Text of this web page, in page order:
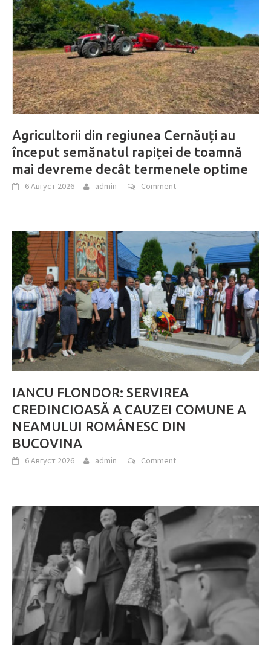
Agricultorii din regiunea Cernăuți au
început semănatul rapiței de toamnă
mai devreme decât termenele optime
6 Август 2026 admin Comment
IANCU FLONDOR: SERVIREA
CREDINCIOASĂ A CAUZEI COMUNE A
NEAMULUI ROMÂNESC DIN
BUCOVINA
6 Август 2026 admin Comment